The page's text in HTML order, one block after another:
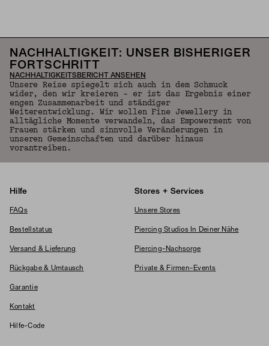
NACHHALTIGKEIT: UNSER BISHERIGER
FORTSCHRITT
NACHHALTIGKEITSBERICHT ANSEHEN
Unsere Reise spiegelt sich auch in dem Schmuck
wider, den wir kreieren – er ist das Ergebnis einer
engen Zusammenarbeit und ständiger
Weiterentwicklung. Wir wollen Fine Jewellery in
alltägliche Momente verwandeln, das Empowerment von
Frauen stärken und sinnvolle Veränderungen in
unseren Gemeinschaften und darüber hinaus
vorantreiben.
Hilfe
FAQs
Bestellstatus
Versand & Lieferung
Rückgabe & Umtausch
Garantie
Kontakt
Hilfe-Code
Stores + Services
Unsere Stores
Piercing Studios In Deiner Nähe
Piercing-Nachsorge
Private & Firmen-Events